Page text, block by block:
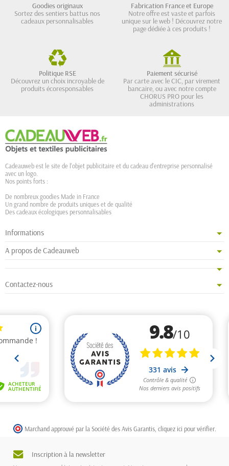
Goodies originaux
Sortez des sentiers battus nos
cadeaux personnalisables
Fabrication France et Europe
Notre offre est vaste et parfois
unique sur le web ! Découvrez notre
page dédiée à ces produits !
Politique RSE
Découvrez un choix incroyable de
produits écoresponsables
Paiement sécurisé
Par carte avec le CIC, par virement
bancaire, ou avec notre compte
CHORUS PRO pour les
administrations
Cadeauweb est le site de l'objet publicitaire et du cadeau d'entreprise personnalisé
avec un logo.
Nos points forts :
De nombreux goodies Made in France
Un grand nombre de produits uniques et de qualité
Des cadeaux écologiques personnalisables
Informations
A propos de Cadeauweb
Contactez-nous
Marchand approuvé par la Société des Avis Garantis, cliquez ici pour vérifier
Inscription à la newsletter